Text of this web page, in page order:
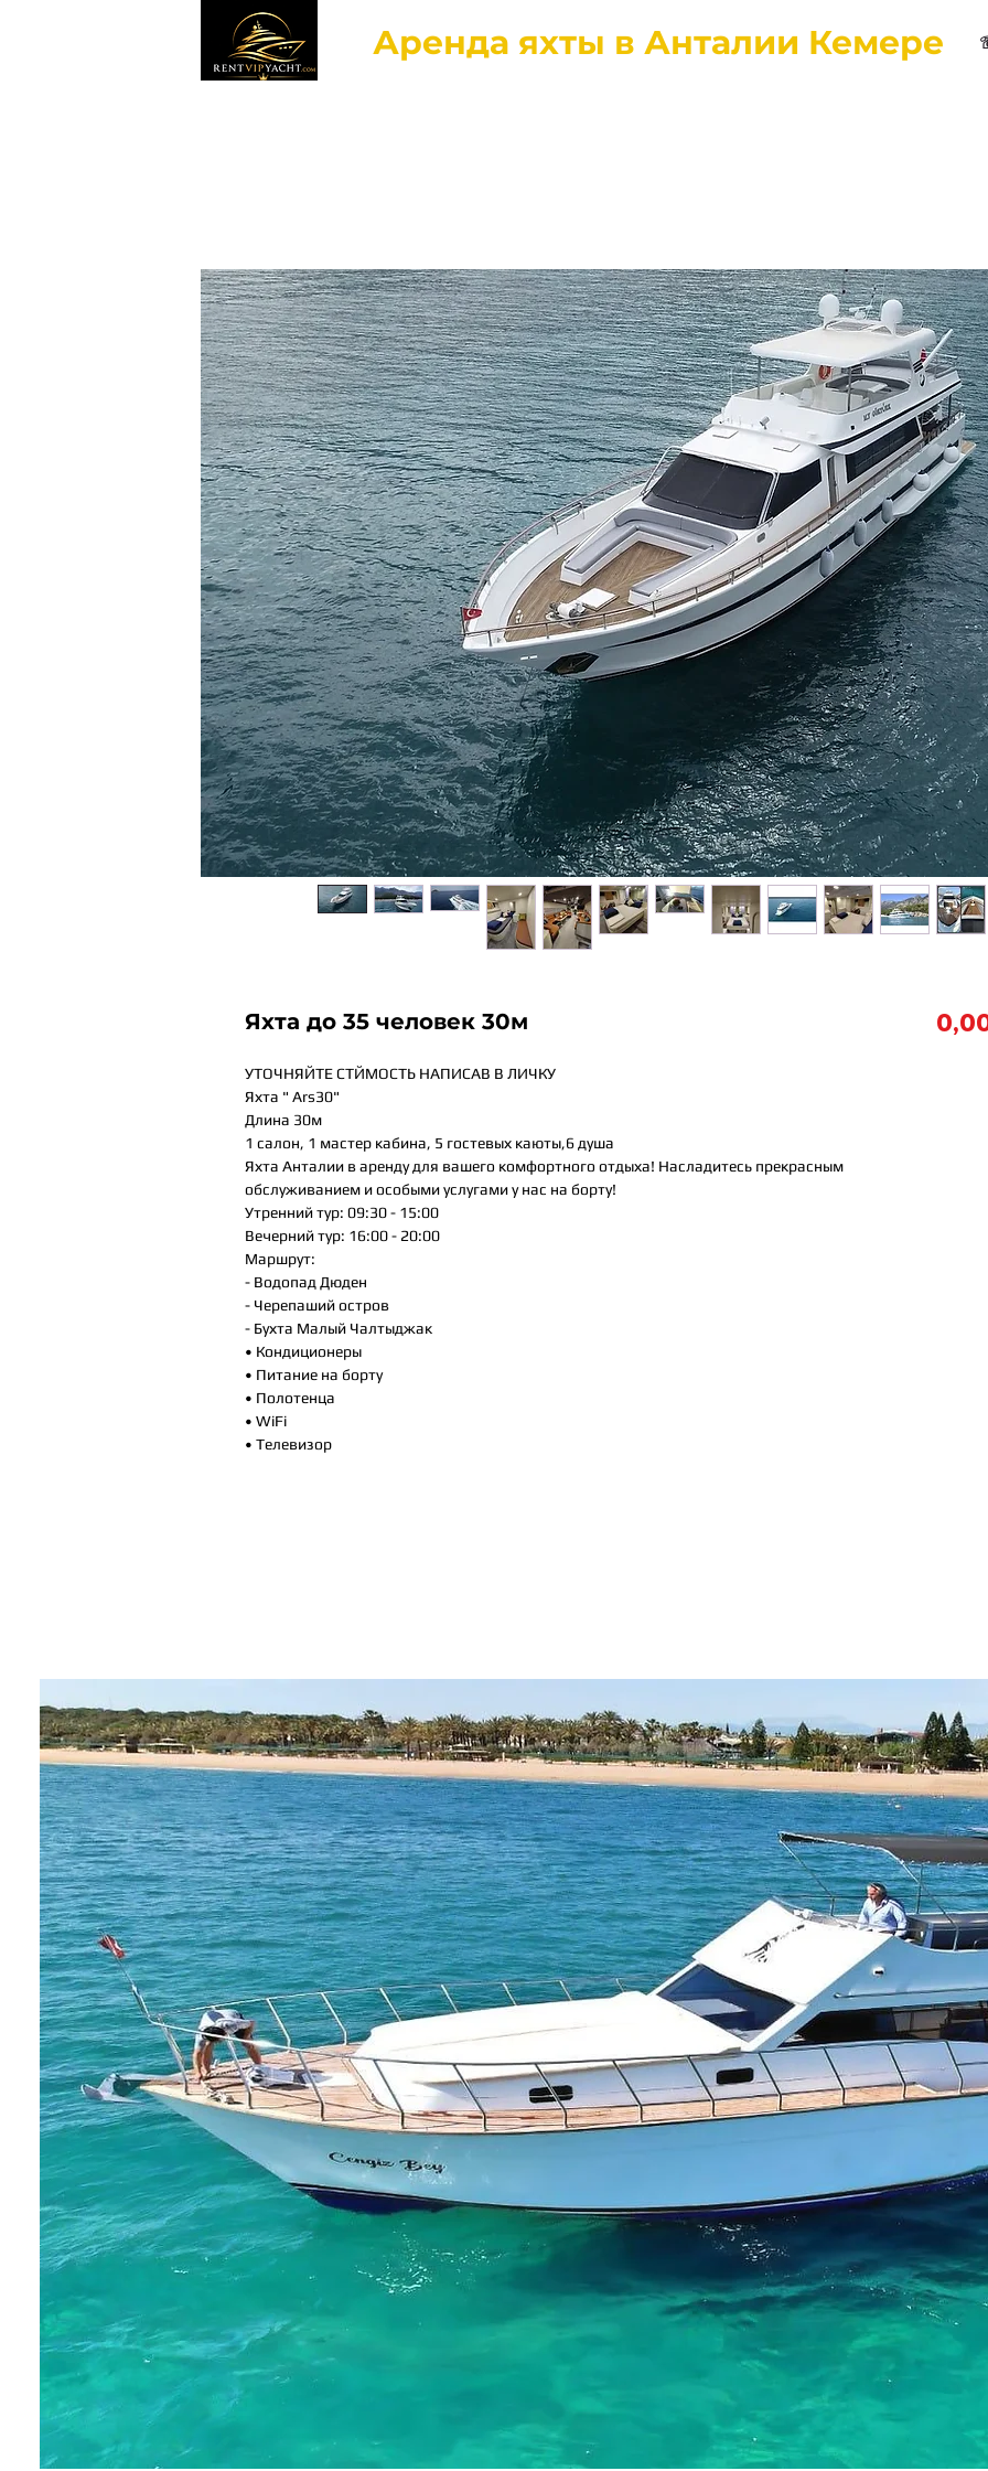
Аренда яхты в Анталии Кемере
Яхта до 35 человек 30м
УТОЧНЯЙТЕ СТЙМОСТЬ НАПИСАВ В ЛИЧКУ
Яхта " Ars30"
Длина 30м
1 салон, 1 мастер кабина, 5 гостевых каюты,6 душа
Яхта Анталии в аренду для вашего комфортного отдыха! Насладитесь прекрасным
обслуживанием и особыми услугами у нас на борту!
Утренний тур: 09:30 - 15:00
Вечерний тур: 16:00 - 20:00
Маршрут:
- Водопад Дюден
- Черепаший остров
- Бухта Малый Чалтыджак
• Кондиционеры
• Питание на борту
• Полотенца
• WiFi
• Телевизор